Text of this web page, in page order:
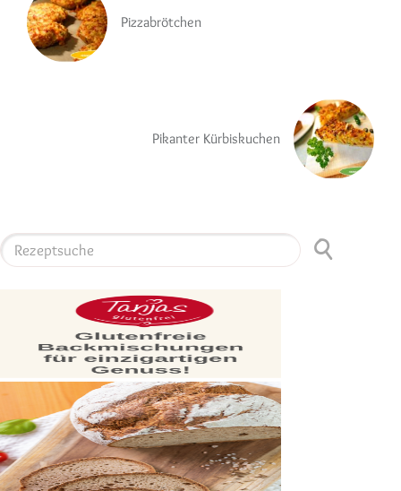
Pizzabrötchen
Pikanter Kürbiskuchen